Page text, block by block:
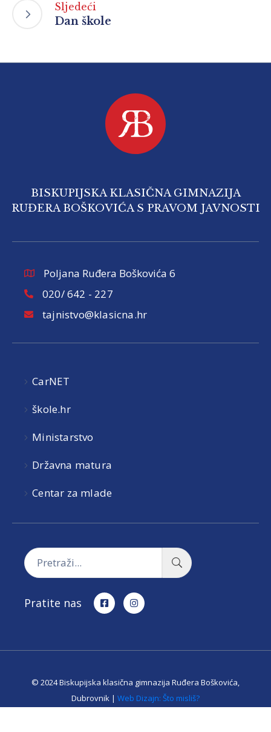
Sljedeći
Dan škole
BISKUPIJSKA KLASIČNA GIMNAZIJA
RUĐERA BOŠKOVIĆA S PRAVOM JAVNOSTI
Poljana Ruđera Boškovića 6
020/ 642 - 227
tajnistvo@klasicna.hr
CarNET
škole.hr
Ministarstvo
Državna matura
Centar za mlade
Pratite nas
© 2024 Biskupijska klasična gimnazija Ruđera Boškovića,
Dubrovnik | Web Dizajn: Što misliš?